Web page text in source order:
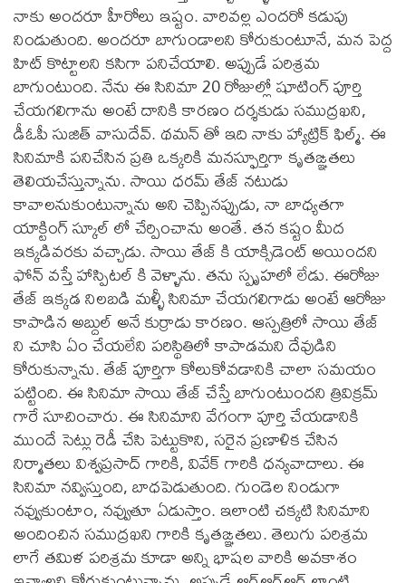
నాకు అందరూ హీరోలు ఇష్టం. వారివల్ల ఎందరో కడుపు
నిండుతుంది. అందరూ బాగుండాలని కోరుకుంటూనే, మన పెద్ద
హిట్ కొట్టాలని కసిగా పనిచేయాలి. అప్పుడే పరిశ్రమ
బాగుంటుంది. నేను ఈ సినిమా 20 రోజుల్లో షూటింగ్ పూర్తి
చేయగలిగాను అంటే దానికి కారణం దర్శకుడు సముద్రఖని,
డీఓపీ సుజిత్ వాసుదేవ్. థమన్ తో ఇది నాకు హ్యాట్రిక్ ఫిల్మ్. ఈ
సినిమాకి పనిచేసిన ప్రతి ఒక్కరికి మనస్ఫూర్తిగా కృతఙ్ఞతలు
తెలియచేస్తున్నాను. సాయి ధరమ్ తేజ్ నటుడు
కావాలనుకుంటున్నాను అని చెప్పినప్పుడు, నా బాధ్యతగా
యాక్టింగ్ స్కూల్ లో చేర్పించాను అంతే. తన కష్టం మీద
ఇక్కడివరకు వచ్చాడు. సాయి తేజ్ కి యాక్సిడెంట్ అయిందని
ఫోన్ వస్తే హాస్పిటల్ కి వెళ్ళాను. తను స్పృహలో లేడు. ఈరోజు
తేజ్ ఇక్కడ నిలబడి మళ్ళీ సినిమా చేయగలిగాడు అంటే ఆరోజు
కాపాడిన అబ్దుల్ అనే కుర్రాడు కారణం. ఆస్పత్రిలో సాయి తేజ్
ని చూసి ఏం చేయలేని పరిస్థితిలో కాపాడమని దేవుడిని
కోరుకున్నాను. తేజ్ పూర్తిగా కోలుకోవడానికి చాలా సమయం
పట్టింది. ఈ సినిమా సాయి తేజ్ చేస్తే బాగుంటుందని త్రివిక్రమ్
గారే సూచించారు. ఈ సినిమాని వేగంగా పూర్తి చేయడానికి
ముందే సెట్లు రెడీ చేసి పెట్టుకొని, సరైన ప్రణాళిక చేసిన
నిర్మాతలు విశ్వప్రసాద్ గారికి, వివేక్ గారికి ధన్యవాదాలు. ఈ
సినిమా నవ్విస్తుంది, బాధపెడుతుంది. గుండెల నిండుగా
నవ్వుకుంటాం, నవ్వుతూ ఏడుస్తాం. ఇలాంటి చక్కటి సినిమాని
అందించిన సముద్రఖని గారికి కృతఙ్ఞతలు. తెలుగు పరిశ్రమ
లాగే తమిళ పరిశ్రమ కూడా అన్ని భాషల వారికి అవకాశం